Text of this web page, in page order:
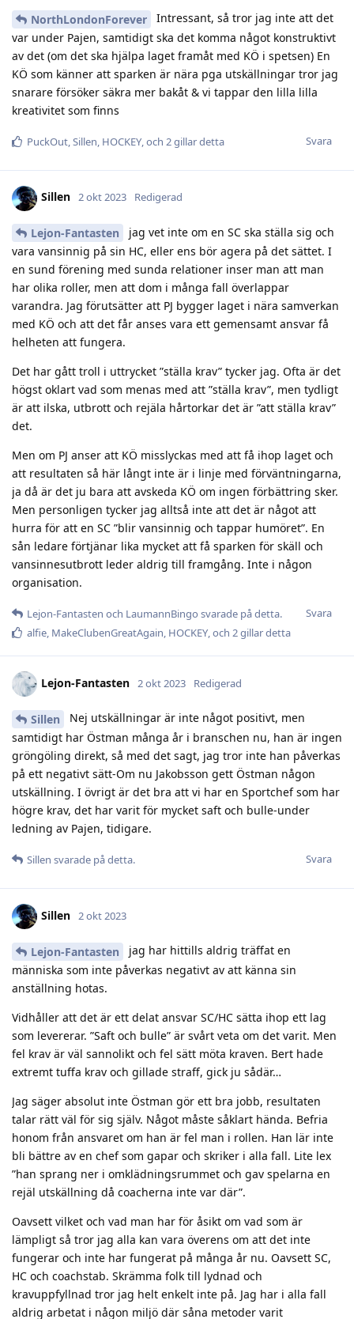
NorthLondonForever
Intressant, så tror jag inte att det
var under Pajen, samtidigt ska det komma något konstruktivt
av det (om det ska hjälpa laget framåt med KÖ i spetsen) En
KÖ som känner att sparken är nära pga utskällningar tror jag
snarare försöker säkra mer bakåt & vi tappar den lilla lilla
kreativitet som finns
Svara
PuckOut,Sillen, HOCKEY, och 2gillar detta
Sillen 2 okt 2023 Redigerad
Lejon-Fantasten
jag vet inte om en SC ska ställa sig och
vara vansinnig på sin HC, eller ens bör agera på det sättet. I
en sund förening med sunda relationer inser man att man
har olika roller, men att dom i många fall överlappar
varandra. Jag förutsätter att PJ bygger laget i nära samverkan
med KÖ och att det får anses vara ett gemensamt ansvar få
helheten att fungera.
Det har gått troll i uttrycket ”ställa krav” tycker jag. Ofta är det
högst oklart vad som menas med att ”ställa krav”, men tydligt
är att ilska, utbrott och rejäla hårtorkar det är ”att ställa krav”
det.
Men om PJ anser att KÖ misslyckas med att få ihop laget och
att resultaten så här långt inte är i linje med förväntningarna,
ja då är det ju bara att avskeda KÖ om ingen förbättring sker.
Men personligen tycker jag alltså inte att det är något att
hurra för att en SC ”blir vansinnig och tappar humöret”. En
sån ledare förtjänar lika mycket att få sparken för skäll och
vansinnesutbrott leder aldrig till framgång. Inte i någon
organisation.
Svara
Lejon-Fantasten och LaumannBingo svarade på detta.
alfie, MakeClubenGreatAgain, HOCKEY, och 2gillar detta
Lejon-Fantasten 2 okt 2023 Redigerad
Sillen
Nej utskällningar är inte något positivt, men
samtidigt har Östman många år i branschen nu, han är ingen
gröngöling direkt, så med det sagt, jag tror inte han påverkas
på ett negativt sätt-Om nu Jakobsson gett Östman någon
utskällning. I övrigt är det bra att vi har en Sportchef som har
högre krav, det har varit för mycket saft och bulle-under
ledning av Pajen, tidigare.
Svara
Sillen svarade på detta.
Sillen 2 okt 2023
Lejon-Fantasten
jag har hittills aldrig träffat en
människa som inte påverkas negativt av att känna sin
anställning hotas.
Vidhåller att det är ett delat ansvar SC/HC sätta ihop ett lag
som levererar. ”Saft och bulle” är svårt veta om det varit. Men
fel krav är väl sannolikt och fel sätt möta kraven. Bert hade
extremt tuffa krav och gillade straff, gick ju sådär…
Jag säger absolut inte Östman gör ett bra jobb, resultaten
talar rätt väl för sig själv. Något måste såklart hända. Befria
honom från ansvaret om han är fel man i rollen. Han lär inte
bli bättre av en chef som gapar och skriker i alla fall. Lite lex
”han sprang ner i omklädningsrummet och gav spelarna en
rejäl utskällning då coacherna inte var där”.
Oavsett vilket och vad man har för åsikt om vad som är
lämpligt så tror jag alla kan vara överens om att det inte
fungerar och inte har fungerat på många år nu. Oavsett SC,
HC och coachstab. Skrämma folk till lydnad och
kravuppfyllnad tror jag helt enkelt inte på. Jag har i alla fall
aldrig arbetat i någon miljö där såna metoder varit